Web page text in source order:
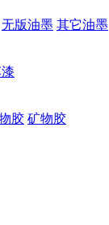
无版油墨 其它油墨
胶 矿物胶